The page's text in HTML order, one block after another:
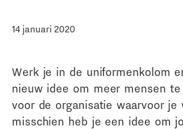
14 januari 2020
Werk je in de uniformenkolom
nieuw idee om meer mensen
voor de organisatie waarvoor je
misschien heb je een idee om